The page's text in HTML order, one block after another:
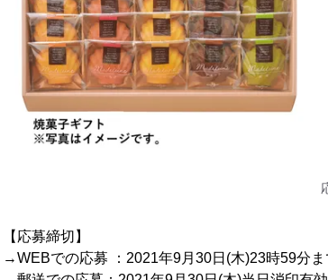
【応募締切】
→WEBでの応募 ：2021年9月30日(木)23時59分ま